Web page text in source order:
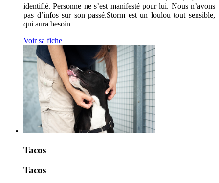
identifié. Personne ne s’est manifesté pour lui. Nous n’avons
pas d’infos sur son passé.Storm est un loulou tout sensible,
qui aura besoin...
Voir sa fiche
Tacos
Tacos